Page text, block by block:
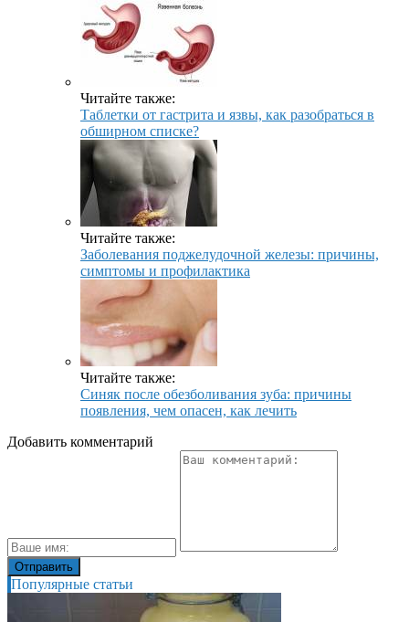
Читайте также:
Таблетки от гастрита и язвы, как разобраться в
обширном списке?
Читайте также:
Заболевания поджелудочной железы: причины,
симптомы и профилактика
Читайте также:
Синяк после обезболивания зуба: причины
появления, чем опасен, как лечить
Добавить комментарий
Популярные статьи